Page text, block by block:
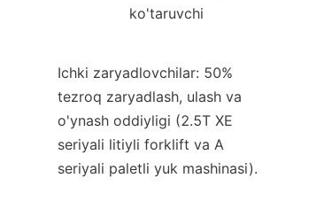
ko'taruvchi
Ichki zaryadlovchilar: 50%
tezroq zaryadlash, ulash va
o'ynash oddiyligi (2.5T XE
seriyali litiyli forklift va A
seriyali paletli yuk mashinasi).